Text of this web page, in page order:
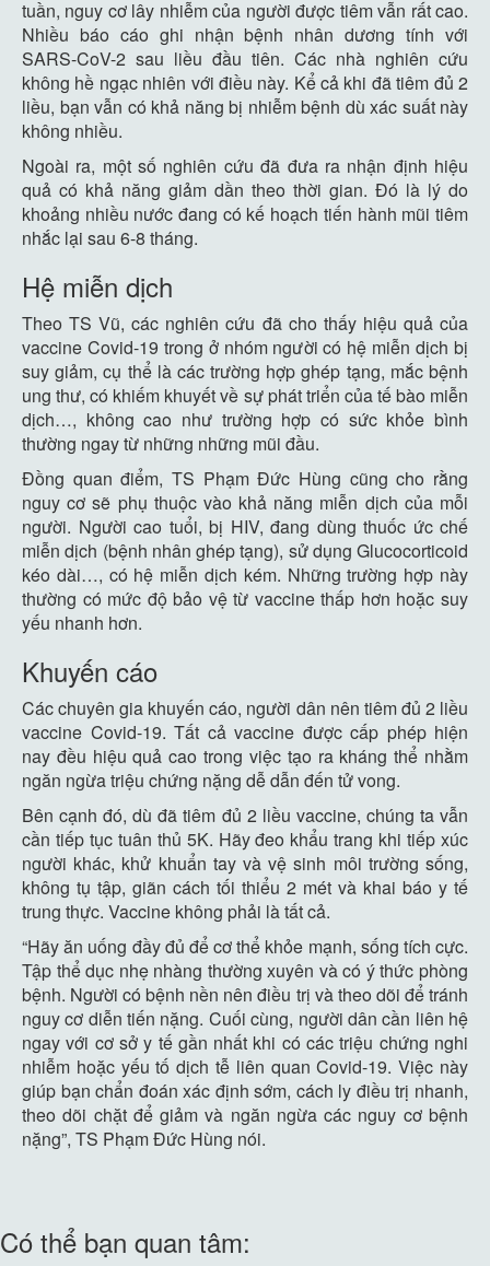
tuần, nguy cơ lây nhiễm của người được tiêm vẫn rất cao.
Nhiều báo cáo ghi nhận bệnh nhân dương tính với
SARS-CoV-2 sau liều đầu tiên. Các nhà nghiên cứu
không hề ngạc nhiên với điều này. Kể cả khi đã tiêm đủ 2
liều, bạn vẫn có khả năng bị nhiễm bệnh dù xác suất này
không nhiều.
Ngoài ra, một số nghiên cứu đã đưa ra nhận định hiệu
quả có khả năng giảm dần theo thời gian. Đó là lý do
khoảng nhiều nước đang có kế hoạch tiến hành mũi tiêm
nhắc lại sau 6-8 tháng.
Hệ miễn dịch
Theo TS Vũ, các nghiên cứu đã cho thấy hiệu quả của
vaccine Covid-19 trong ở nhóm người có hệ miễn dịch bị
suy giảm, cụ thể là các trường hợp ghép tạng, mắc bệnh
ung thư, có khiếm khuyết về sự phát triển của tế bào miễn
dịch…, không cao như trường hợp có sức khỏe bình
thường ngay từ những những mũi đầu.
Đồng quan điểm, TS Phạm Đức Hùng cũng cho rằng
nguy cơ sẽ phụ thuộc vào khả năng miễn dịch của mỗi
người. Người cao tuổi, bị HIV, đang dùng thuốc ức chế
miễn dịch (bệnh nhân ghép tạng), sử dụng Glucocorticoid
kéo dài…, có hệ miễn dịch kém. Những trường hợp này
thường có mức độ bảo vệ từ vaccine thấp hơn hoặc suy
yếu nhanh hơn.
Khuyến cáo
Các chuyên gia khuyến cáo, người dân nên tiêm đủ 2 liều
vaccine Covid-19. Tất cả vaccine được cấp phép hiện
nay đều hiệu quả cao trong việc tạo ra kháng thể nhằm
ngăn ngừa triệu chứng nặng dễ dẫn đến tử vong.
Bên cạnh đó, dù đã tiêm đủ 2 liều vaccine, chúng ta vẫn
cần tiếp tục tuân thủ 5K. Hãy đeo khẩu trang khi tiếp xúc
người khác, khử khuẩn tay và vệ sinh môi trường sống,
không tụ tập, giãn cách tối thiểu 2 mét và khai báo y tế
trung thực. Vaccine không phải là tất cả.
“Hãy ăn uống đầy đủ để cơ thể khỏe mạnh, sống tích cực.
Tập thể dục nhẹ nhàng thường xuyên và có ý thức phòng
bệnh. Người có bệnh nền nên điều trị và theo dõi để tránh
nguy cơ diễn tiến nặng. Cuối cùng, người dân cần liên hệ
ngay với cơ sở y tế gần nhất khi có các triệu chứng nghi
nhiễm hoặc yếu tố dịch tễ liên quan Covid-19. Việc này
giúp bạn chẩn đoán xác định sớm, cách ly điều trị nhanh,
theo dõi chặt để giảm và ngăn ngừa các nguy cơ bệnh
nặng”, TS Phạm Đức Hùng nói.
Có thể bạn quan tâm: